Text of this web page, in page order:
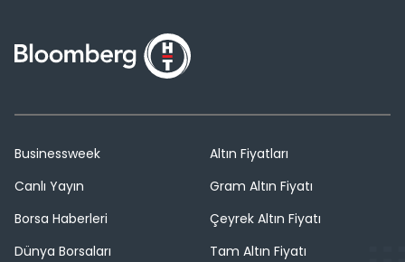
Businessweek
Canlı Yayın
Borsa Haberleri
Dünya Borsaları
Altın Fiyatları
Gram Altın Fiyatı
Çeyrek Altın Fiyatı
Tam Altın Fiyatı